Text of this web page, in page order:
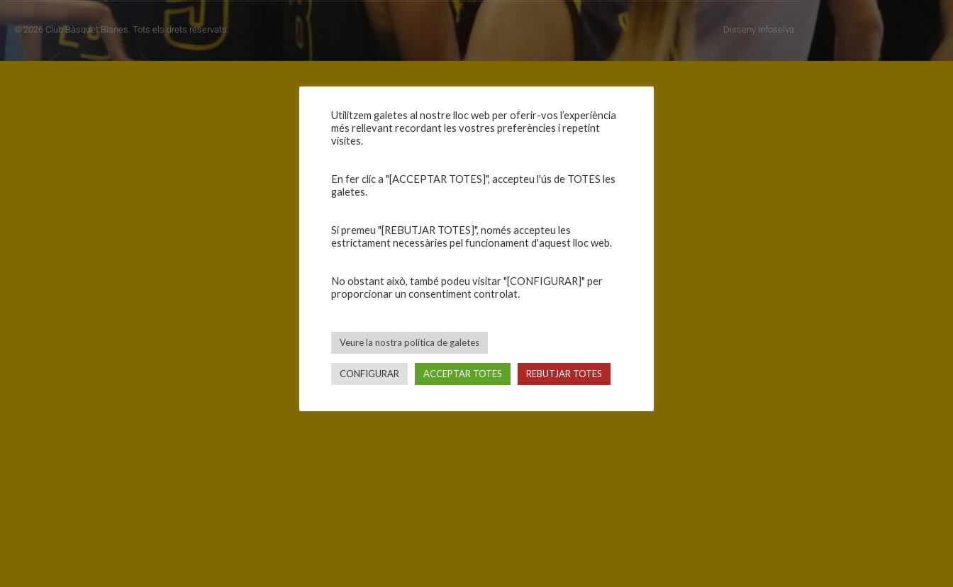
© 2026 Club Bàsquet Blanes. Tots els drets reservats. Disseny infoselva
Utilitzem galetes al nostre lloc web per oferir-vos l’experiència
més rellevant recordant les vostres preferències i repetint
visites.
En fer clic a "[ACCEPTAR TOTES]", accepteu l'ús de TOTES les
galetes.
Si premeu "[REBUTJAR TOTES]", només accepteu les
estrictament necessàries pel funcionament d'aquest lloc web.
No obstant això, també podeu visitar "[CONFIGURAR]" per
proporcionar un consentiment controlat.
Veure la nostra política de galetes
CONFIGURAR ACCEPTAR TOTES REBUTJAR TOTES